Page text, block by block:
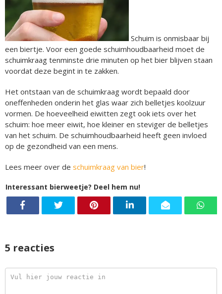
Schuim is onmisbaar bij
een biertje. Voor een goede schuimhoudbaarheid moet de
schuimkraag tenminste drie minuten op het bier blijven staan
voordat deze begint in te zakken.
Het ontstaan van de schuimkraag wordt bepaald door
oneffenheden onderin het glas waar zich belletjes koolzuur
vormen. De hoeveelheid eiwitten zegt ook iets over het
schuim: hoe meer eiwit, hoe kleiner en steviger de belletjes
van het schuim. De schuimhoudbaarheid heeft geen invloed
op de gezondheid van een mens.
Lees meer over de schuimkraag van bier!
Interessant bierweetje? Deel hem nu!
5 reacties